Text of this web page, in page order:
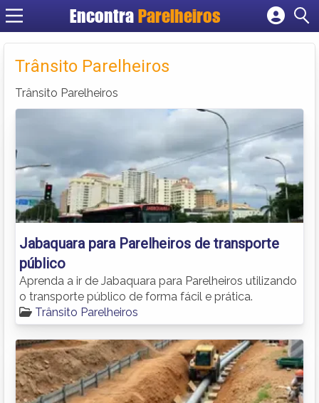
Encontra Parelheiros
Cadastrar empresa
Criar conta
Trânsito Parelheiros
Trânsito Parelheiros
Jabaquara para Parelheiros de transporte
público
Aprenda a ir de Jabaquara para Parelheiros utilizando
o transporte público de forma fácil e prática.
Trânsito Parelheiros